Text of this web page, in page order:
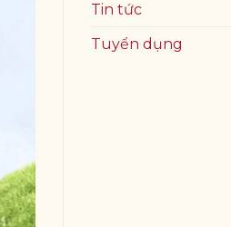
Tin tức
Tuyển dụng